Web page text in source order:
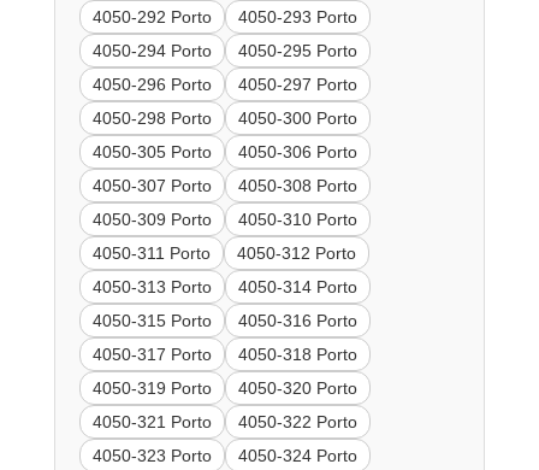
4050-292 Porto
4050-293 Porto
4050-294 Porto
4050-295 Porto
4050-296 Porto
4050-297 Porto
4050-298 Porto
4050-300 Porto
4050-305 Porto
4050-306 Porto
4050-307 Porto
4050-308 Porto
4050-309 Porto
4050-310 Porto
4050-311 Porto
4050-312 Porto
4050-313 Porto
4050-314 Porto
4050-315 Porto
4050-316 Porto
4050-317 Porto
4050-318 Porto
4050-319 Porto
4050-320 Porto
4050-321 Porto
4050-322 Porto
4050-323 Porto
4050-324 Porto